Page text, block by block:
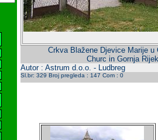
Crkva Blažene Djevice Marije u
Churc in Gornja
Autor : Astrum d.o.o. - Ludbreg
Sl.br: 329 Broj pregleda : 147 Com : 0